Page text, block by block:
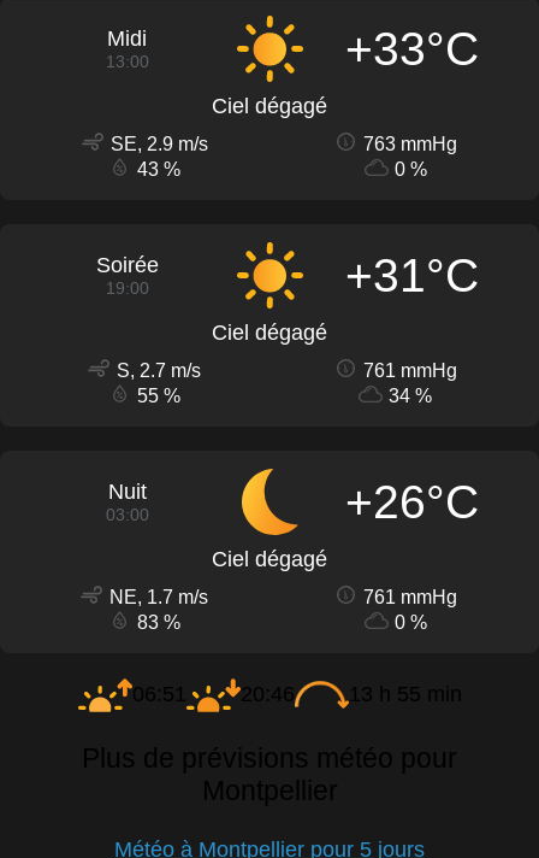
Midi
13:00 +33°C
Ciel dégagé
SE, 2.9 m/s
763 mmHg
43 %
0 %
Soirée
19:00 +31°C
Ciel dégagé
S, 2.7 m/s
761 mmHg
55 %
34 %
Nuit
03:00 +26°C
Ciel dégagé
NE, 1.7 m/s
761 mmHg
83 %
0 %
06:51 20:46 13 h 55 min
Plus de prévisions météo pour
Montpellier
Météo à Montpellier pour 5 jours